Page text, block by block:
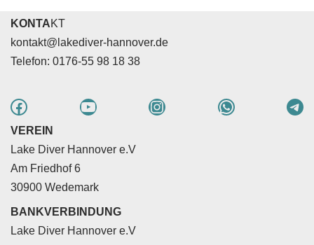
KONTAKT
kontakt@lakediver-hannover.de
Telefon: 0176-55 98 18 38
VEREIN
Lake Diver Hannover e.V
Am Friedhof 6
30900 Wedemark
BANKVERBINDUNG
Lake Diver Hannover e.V